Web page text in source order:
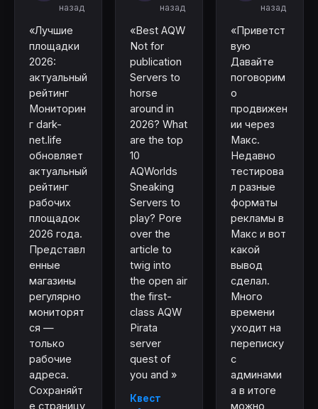
назад
«Лучшие
площадки
2026:
актуальный
рейтинг
Мониторин
г dark-
net.life
обновляет
актуальный
рейтинг
рабочих
площадок
2026 года.
Представл
енные
магазины
регулярно
мониторят
ся —
только
рабочие
адреса.
Сохраняйт
е страницу
назад
«Best AQW
Not for
publication
Servers to
horse
around in
2026? What
are the top
10
AQWorlds
Sneaking
Servers to
play? Pore
over the
article to
twig into
the open air
the first-
class AQW
Pirata
server
quest of
you and »
Квест
назад
«Приветст
вую
Давайте
поговорим
о
продвижен
ии через
Макс.
Недавно
тестирова
л разные
форматы
рекламы в
Макс и вот
какой
вывод
сделал.
Много
времени
уходит на
переписку
с
админами
а в итоге
можно